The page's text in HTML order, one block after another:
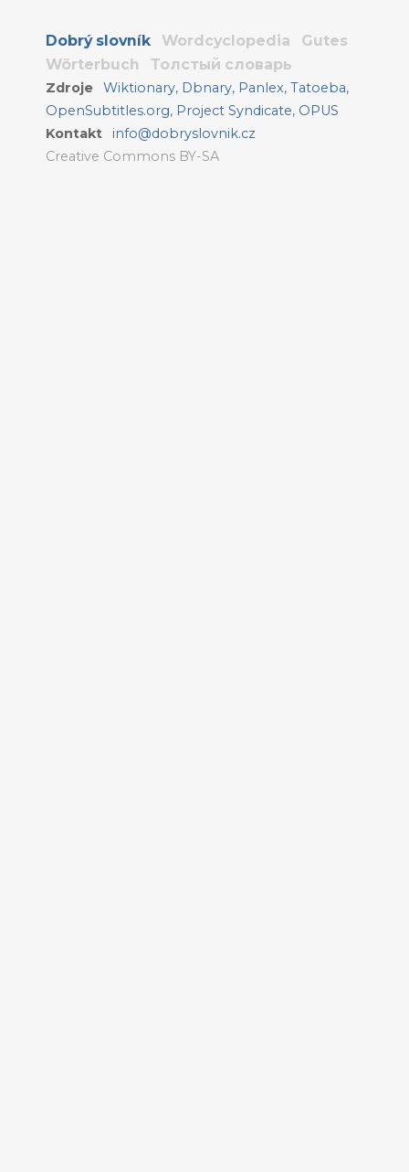
Dobrý slovník Wordcyclopedia
Gutes
Wörterbuch
Толстый словарь
Zdroje Wiktionary, Dbnary, Panlex,Tatoeba,
OpenSubtitles.org, Project Syndicate, OPUS
Kontakt
info@dobryslovnik.cz
Creative Commons BY-SA